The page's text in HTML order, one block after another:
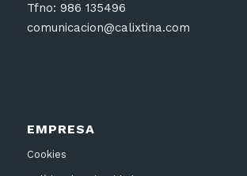
Tfno: 986 135496
comunicacion@calixtina.com
EMPRESA
Cookies